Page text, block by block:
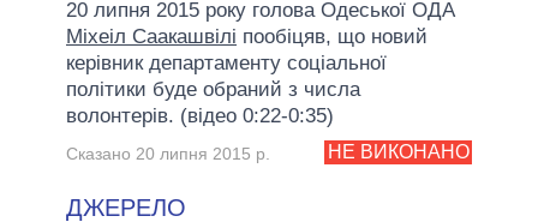
ВСІ ПЕРСОНИ
20 липня 2015 року голова Одеської ОДА
Міхеіл Саакашвілі пообіцяв, що новий
керівник департаменту соціальної
політики буде обраний з числа
волонтерів. (відео 0:22-0:35)
НЕ ВИКОНАНО
Сказано 20 липня 2015 р.
ДЖЕРЕЛО